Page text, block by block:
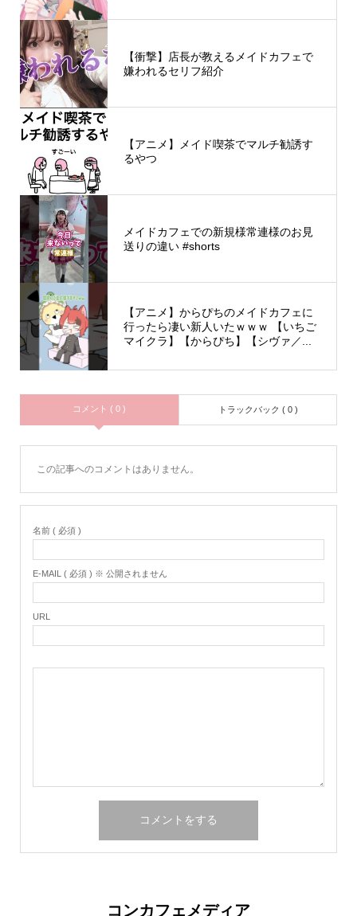
【衝撃】店長が教えるメイドカフェで
嫌われるセリフ紹介
【アニメ】メイド喫茶でマルチ勧誘す
るやつ
メイドカフェでの新規様常連様のお見
送りの違い #shorts
【アニメ】からぴちのメイドカフェに
行ったら凄い新人いたｗｗｗ 【いちご
マイクラ】【からぴち】【シヴァ／...
コメント ( 0 ) トラックバック ( 0 )
この記事へのコメントはありません。
名前 ( 必須 )
E-MAIL ( 必須 ) ※ 公開されません
URL
コンカフェメディア